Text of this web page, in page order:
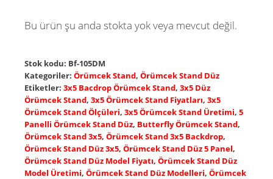
Bu ürün şu anda stokta yok veya mevcut değil.
Stok kodu: Bf-105DM
Kategoriler: Örümcek Stand, Örümcek Stand Düz
Etiketler: 3x5 Bacdrop Örümcek Stand, 3x5 Düz
Örümcek Stand, 3x5 Örümcek Stand Fiyatları, 3x5
Örümcek Stand Ölçüleri, 3x5 Örümcek Stand Üretimi, 5
Panelli Örümcek Stand Düz, Butterfly Örümcek Stand,
Örümcek Stand 3x5, Örümcek Stand 3x5 Backdrop,
Örümcek Stand Düz 3x5, Örümcek Stand Düz 5 Panel,
Örümcek Stand Düz Model Fiyatı, Örümcek Stand Düz
Model Üretimi, Örümcek Stand Düz Modelleri, Örümcek